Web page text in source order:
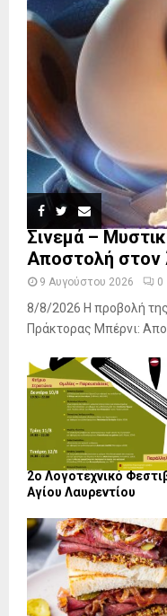
Σινεμά –
Αποστολή στον
9 Αυγούστου 2026 0
8/8/2026 Η προβολή της
Πράκτορας Μπέρνι:
2ο Λογοτεχνικό
Αγίου Λαυρεντίου